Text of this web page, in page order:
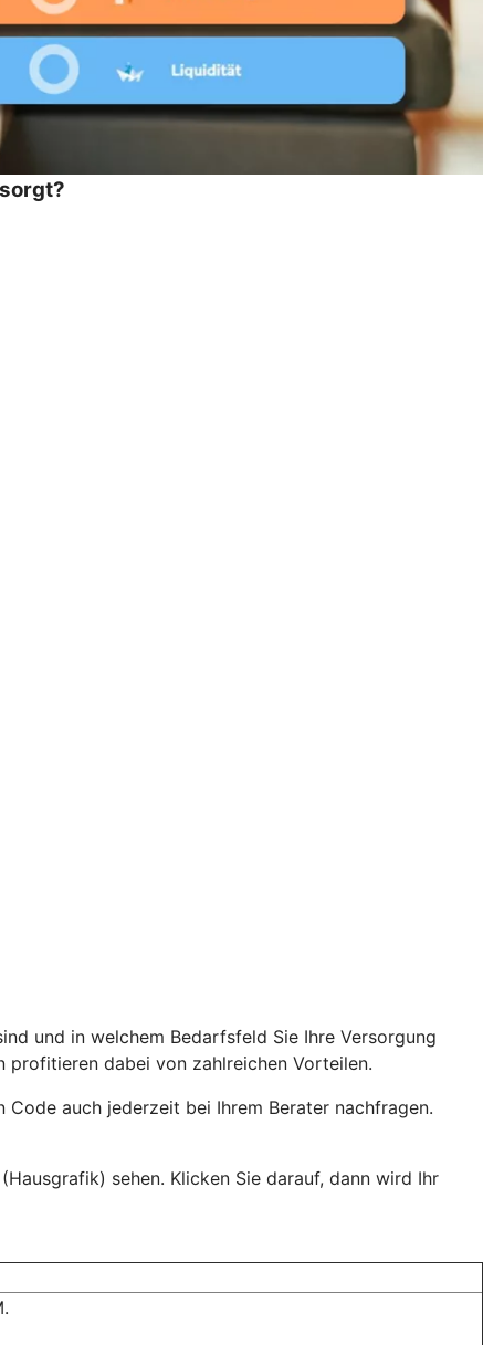
und in welchem Bedarfsfeld Sie Ihre Versorgung
profitieren dabei von zahlreichen Vorteilen.
Code auch jederzeit bei Ihrem Berater nachfragen.
sehen. Klicken Sie darauf, dann wird Ihr